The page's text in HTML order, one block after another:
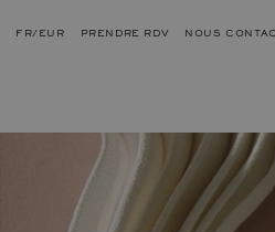
FR/EUR PRENDRE RDV NOUS